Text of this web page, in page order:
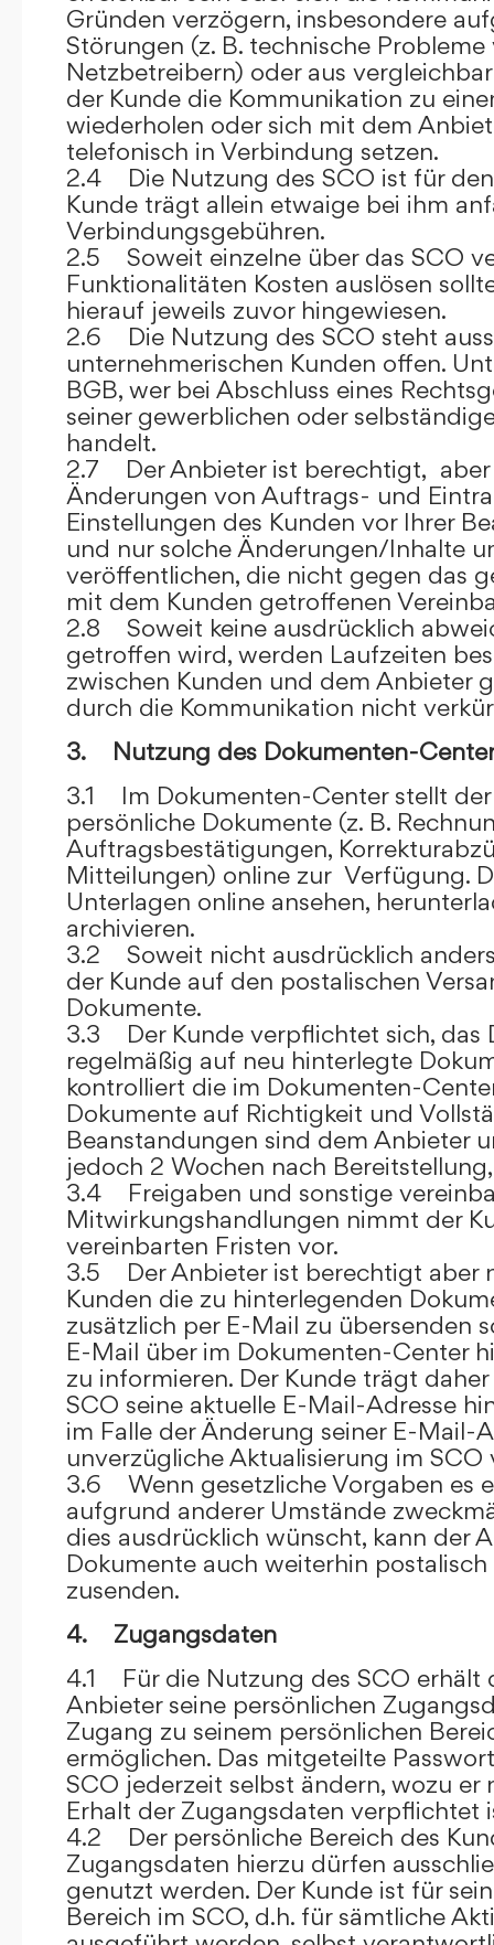
Gründen verzögern, insbesondere
Störungen (z. B. technische
Netzbetreibern) oder aus
der Kunde die Kommunikation zu
wiederholen oder sich mit dem
telefonisch in Verbindung setzen.
2.4 Die Nutzung des SCO ist für den
Kunde trägt allein etwaige bei ihm
Verbindungsgebühren.
2.5 Soweit einzelne über das SCO
Funktionalitäten Kosten auslösen
hierauf jeweils zuvor hingewiesen.
2.6 Die Nutzung des SCO steht
unternehmerischen Kunden offen.
BGB, wer bei Abschluss eines
seiner gewerblichen oder
handelt.
2.7 Der Anbieter ist berechtigt,
Änderungen von Auftrags- und
Einstellungen des Kunden vor Ihrer
und nur solche Änderungen/Inhalte
veröffentlichen, die nicht gegen das
mit dem Kunden getroffenen
2.8 Soweit keine ausdrücklich
getroffen wird, werden Laufzeiten
zwischen Kunden und dem Anbieter
durch die Kommunikation nicht
3. Nutzung des Dokumenten-
3.1 Im Dokumenten-Center stellt
persönliche Dokumente (z. B.
Auftragsbestätigungen,
Mitteilungen) online zur Verfügung.
Unterlagen online ansehen,
archivieren.
3.2 Soweit nicht ausdrücklich
der Kunde auf den postalischen
Dokumente.
3.3 Der Kunde verpflichtet sich, das
regelmäßig auf neu hinterlegte
kontrolliert die im Dokumenten-
Dokumente auf Richtigkeit und
Beanstandungen sind dem Anbieter
jedoch 2 Wochen nach
3.4 Freigaben und sonstige
Mitwirkungshandlungen nimmt der
vereinbarten Fristen vor.
3.5 Der Anbieter ist berechtigt aber
Kunden die zu hinterlegenden
zusätzlich per E-Mail zu übersenden
E-Mail über im Dokumenten-Center
zu informieren. Der Kunde trägt
SCO seine aktuelle E-Mail-Adresse
im Falle der Änderung seiner E-Mail-
unverzügliche Aktualisierung im SCO
3.6 Wenn gesetzliche Vorgaben es
aufgrund anderer Umstände
dies ausdrücklich wünscht, kann der
Dokumente auch weiterhin
zusenden.
4. Zugangsdaten
4.1 Für die Nutzung des SCO erhält
Anbieter seine persönlichen
Zugang zu seinem persönlichen
ermöglichen. Das mitgeteilte
SCO jederzeit selbst ändern, wozu er
Erhalt der Zugangsdaten verpflichtet
4.2 Der persönliche Bereich des
Zugangsdaten hierzu dürfen
genutzt werden. Der Kunde ist für
Bereich im SCO, d.h. für sämtliche